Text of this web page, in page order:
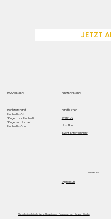
Webdesign & technische Umsetzung Finkenberger Design Studio
Impressum
FIRMENFEIERN
Back to top
JETZT
HOCHZEITEN
Hochzeitsband
Hochzeits-DJ
Sängerin zur Hochzeit
Sänger zur Hochzeit
Hochzeits-Duo
Event DJ
Band buchen
Jazz Band
Event Entertainment